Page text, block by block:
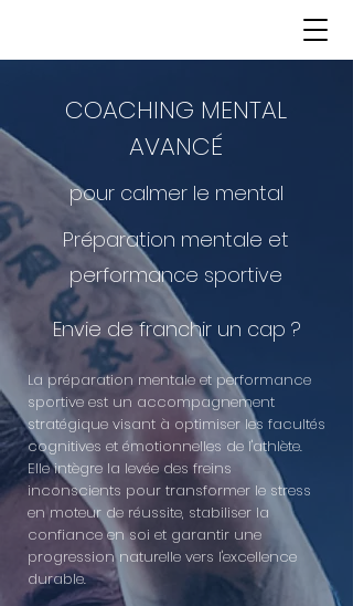
COACHING MENTAL
AVANCÉ
pour calmer le mental
Préparation mentale et
performance sportive
Envie de franchir un cap ?
La préparation mentale et performance
sportive est un accompagnement
stratégique visant à optimiser les facultés
cognitives et émotionnelles de l'athlète.
Elle intègre la levée des freins
inconscients pour transformer le stress
en moteur de réussite, stabiliser la
confiance en soi et garantir une
progression naturelle vers l'excellence
durable.